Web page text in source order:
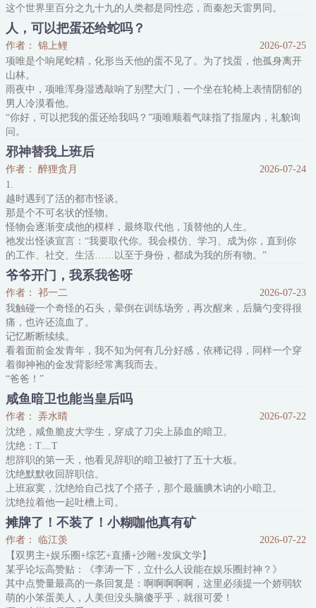
这个世界里百分之九十九的人类都是同性恋，而秦恕天雷男同。
一次大胜归来，帝国边境得以平定，荣归故里的新晋上校秦恕也被组
织强制催婚。
秦恕眼神一扫自己的适婚对象：性取向为男的男的，妖里妖气的男
的，娇小的男的，很gay的男的。
我靠，这个世界还能不能好了？？
人，可以把蛋还给蛇吗？
作者： 锦上鲤
2026-07-25
项唯是个响尾蛇精，化形当天他的蛋不见了。为了找蛋，他孤身离开
山林。
雨夜中，项唯浑身湿透敲响了别墅大门，一个坐在轮椅上表情阴郁的
男人冷漠看他。
“你好，可以把我的蛋还给我吗？”项唯顺着气味指了指屋内，礼貌询
问。
——
A市上层圈子皆知，沈家家主沈霁月手段狠辣，阴鸷无情，却独独对
爬宠颇为喜爱。
一个暴雨天里，外人不敢踏足的沈家老宅，住进一位长相昳丽的青
年。
有人说他是金丝雀。
沈霁月一开始觉得这是个爱说谎的小骗子，指着他的蛇蛋说是自己
的，后来才发现不是小骗子，是小瞎子。
只认气味不认人脸的小
邪神替我上班后
作者： 醉狸贪月
2026-07-24
1.
越时遇到了活的都市怪谈。
那是个不可名状的怪物。
怪物会逐渐变成他的模样，最终取代他，顶替他的人生。
祂发出怪谈宣言：“我要取代你。我会模仿、学习、成为你，直到你
的工作、社交、生活……以至于身份，都成为我的所有物。”
越时：“包括加班、应酬、还贷、家务、保险、催婚、取快递？”
祂：“包括你的一切。”
越时大喜过望，还有这种好事？
2.
最初，怪物日日提防越时，尽职尽责地替他上班、社交、内卷、逆
袭。
越时佯装害怕焦急，浮夸地拉着他‘反抗’，“不要啊~这是我的人生~”
为了让越时变
爷爷开门，我系我爸呀
作者： 祁一二
2026-07-23
我触碰一个奇怪的石头，晕倒在训练场旁，再次醒来，后脑勺变得很
痛，也许还流血了。
记忆断断续续。
看着面前金发青年，我不知为何有几分好感，依稀记得，同样一个穿
着御神袍的金发背影经常离我而去。
“爸爸！”
我想起来了，于是大喊，面前的人脸色僵硬了几分，害怕他再次丢下
我，猛地扑到对方怀里，他却一脸为难地看着旁边红发女子。
后来我记起。
哦，这是我爷爷。
救下爷爷和奶奶后，眨眼，又是一片森林。
此时正进行着中忍考试。
这一次，我没有认错人，奔向爸爸父亲的怀抱。
……这次又被父亲扔到一边了。
咸鱼暗卫也能当皇后吗
作者： 弄水晴
2026-07-22
沈绝，咸鱼脆皮大学生，穿成了刀尖上舔血的暗卫。
沈绝：T﹏T
想辞职的第一天，他看见辞职的暗卫被打了五十大板。
沈绝默默收回辞职信。
上班寂寞，沈绝给自己找了个搭子，那个最腼腆木讷的小暗卫。
沈绝拉着他一起吐槽上司。
“四皇子这样的人包肾虚的，你等着，他肯定断子绝孙。”
“我说白了，就四皇子这种阴狠小人，现在的刺杀还是太少了。”
每次他骂四皇子，小暗卫都和他同仇敌忾，沈绝十分满意这个搭子。
时间久了，两人情投意合，约定一起辞职过二人世界。
只是小暗卫不通情窍，不懂怎么爱爱。
沈绝大手
摊牌了！不装了！小糊咖他真有矿
作者： 临江羡
2026-07-22
【双男主+娱乐圈+综艺+直播+沙雕+发疯文学】
某乎论坛高赞贴：《李涛一下，立什么人设能在娱乐圈封神？》
其中点赞量最高的一条回复是：啊啊啊啊啊，这里必须提一个娇弱软
萌的小笨蛋美人，人美但没头脑傻乎乎，就很可爱！